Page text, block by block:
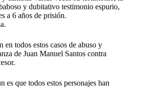
y dubitativo testimonio espurio,
a 6 años de prisión.
en todos estos casos de abuso y
de Juan Manuel Santos contra
es que todos estos personajes han